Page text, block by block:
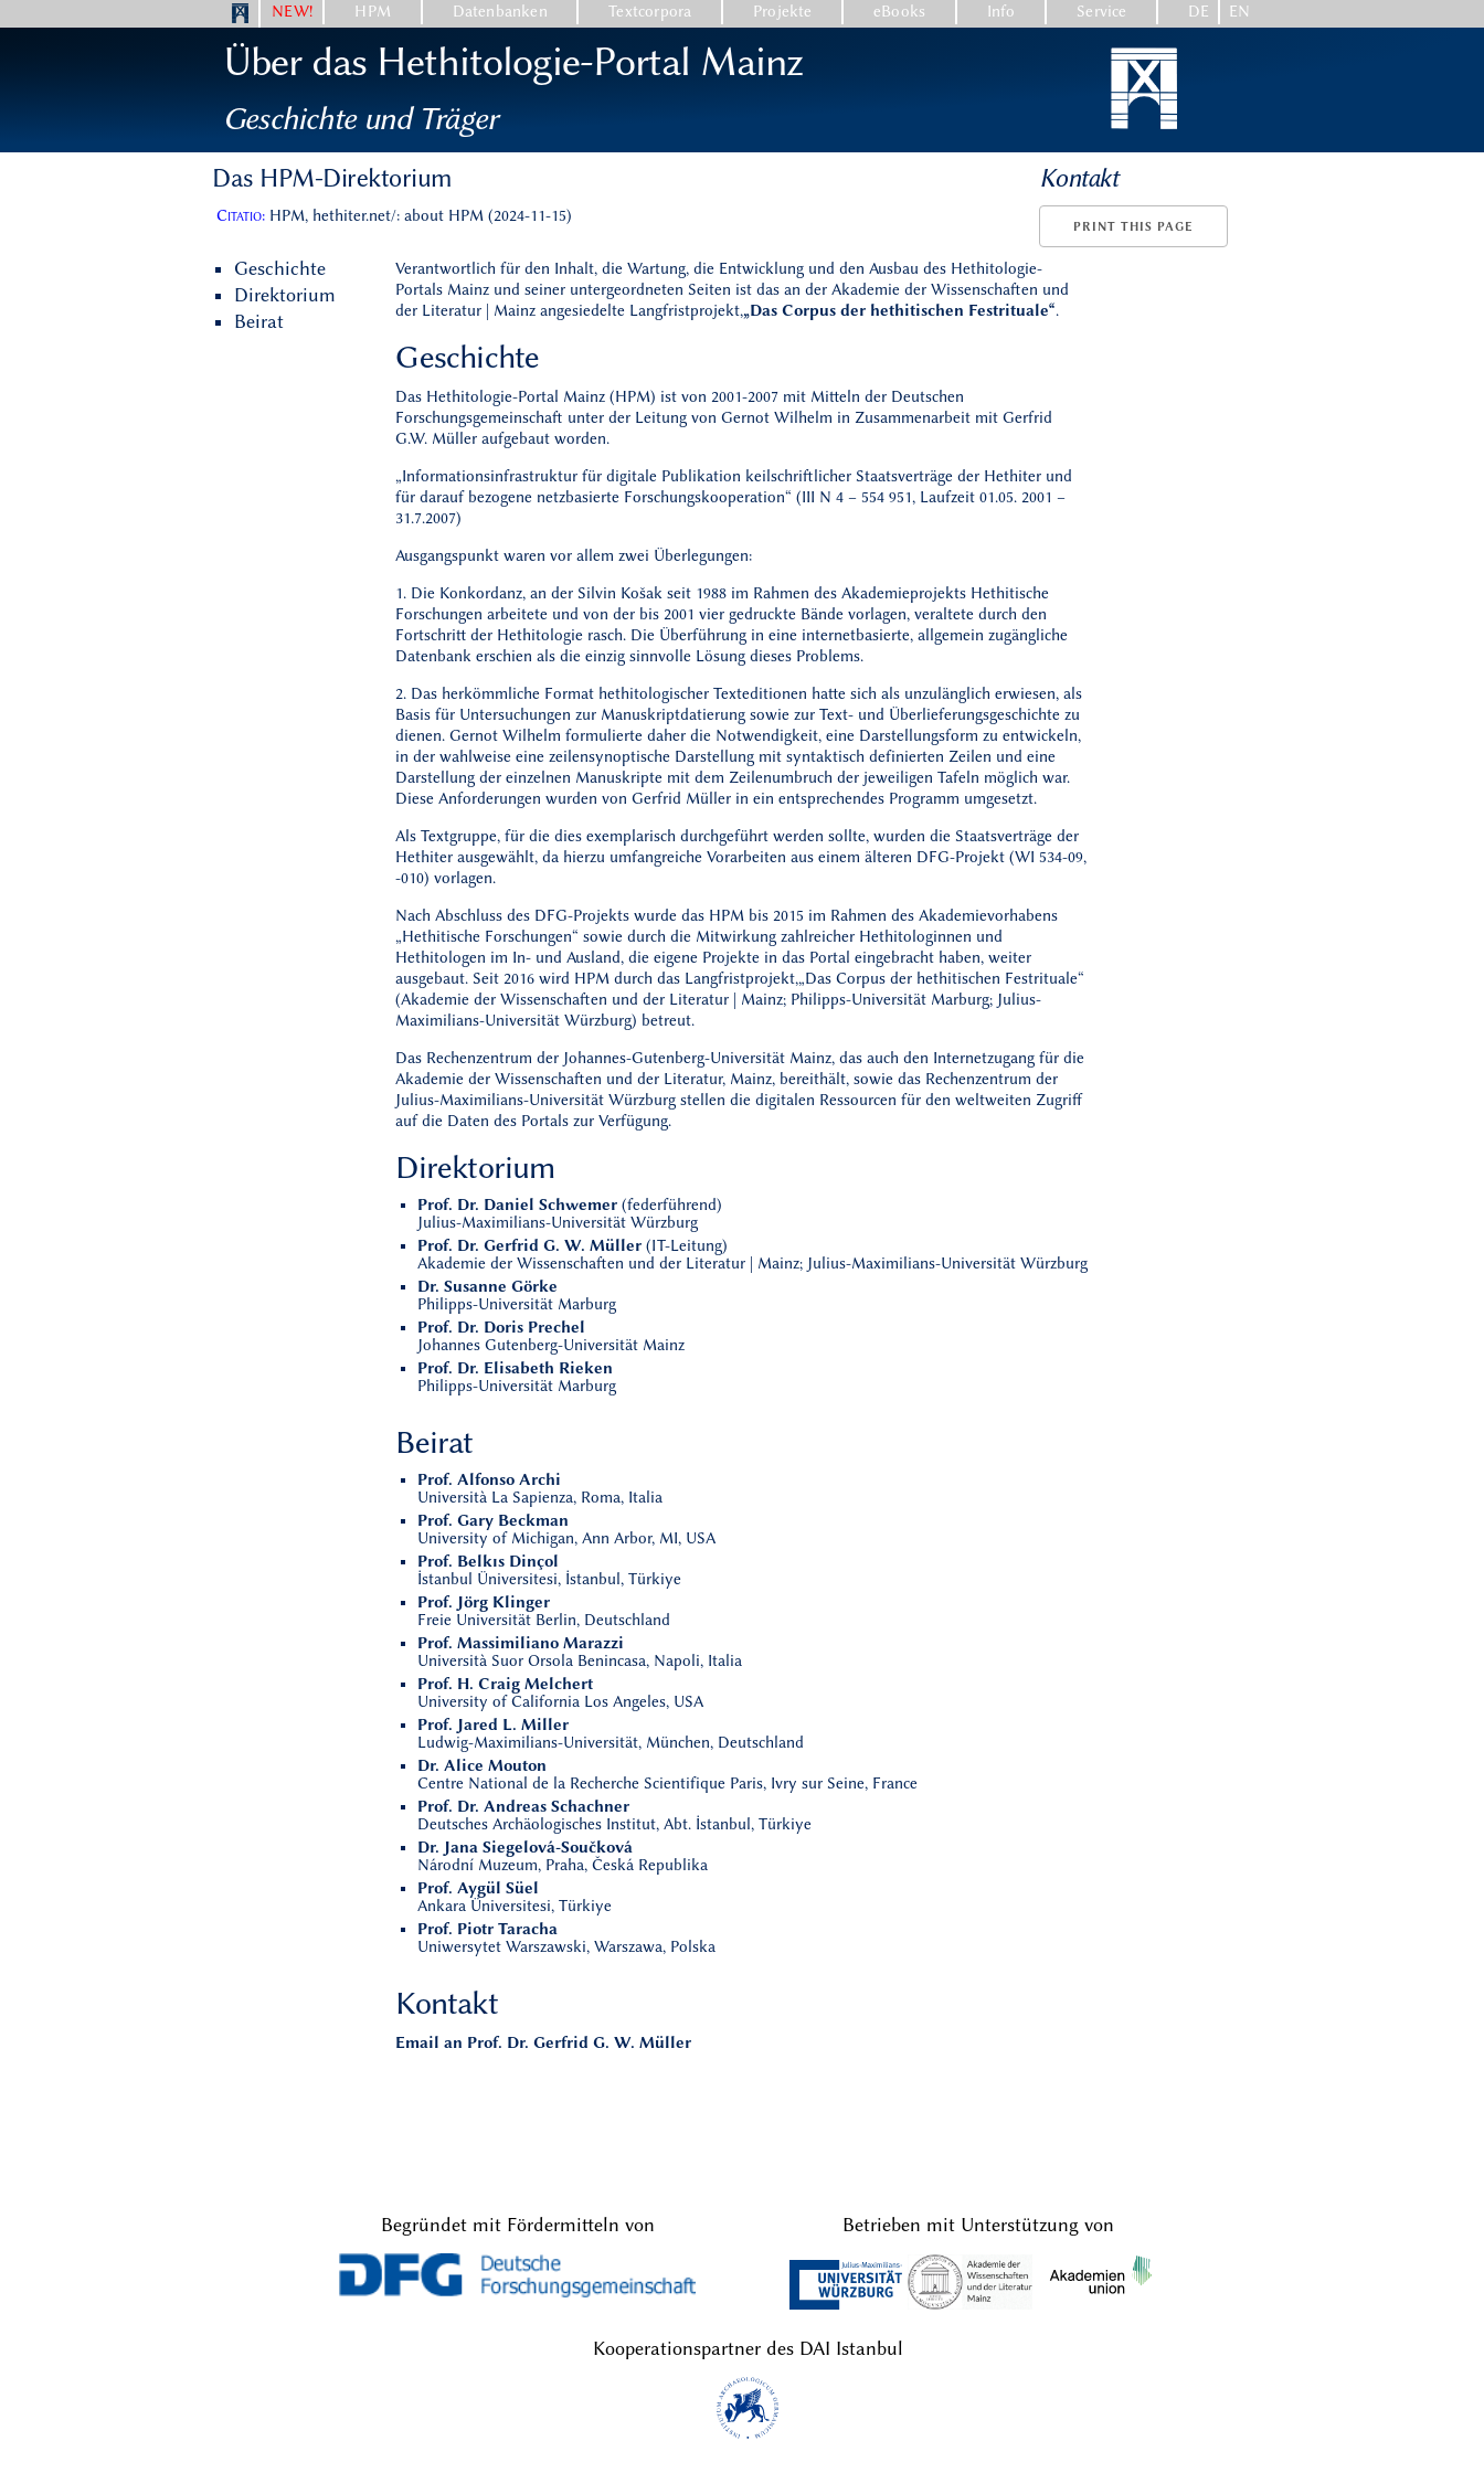
NEW! HPM Datenbanken Textcorpora Projekte eBooks Info Service DE EN
Über das Hethitologie-Portal Mainz
Geschichte und Träger
Das HPM-Direktorium Kontakt
Citatio: HPM, hethiter.net/: about HPM (2024-11-15)
PRINT THIS PAGE
Geschichte
Direktorium
Beirat
Verantwortlich für den Inhalt, die Wartung, die Entwicklung und den Ausbau des Hethitologie-
Portals Mainz und seiner untergeordneten Seiten ist das an der Akademie der Wissenschaften und
der Literatur | Mainz angesiedelte Langfristprojekt,„Das Corpus der hethitischen Festrituale“.
Geschichte
Das Hethitologie-Portal Mainz (HPM) ist von 2001-2007 mit Mitteln der Deutschen
Forschungsgemeinschaft unter der Leitung von Gernot Wilhelm in Zusammenarbeit mit Gerfrid
G.W. Müller aufgebaut worden.
„Informationsinfrastruktur für digitale Publikation keilschriftlicher Staatsverträge der Hethiter und
für darauf bezogene netzbasierte Forschungs­kooperation“ (III N 4 – 554 951, Laufzeit 01.05. 2001 –
31.7.2007)
Ausgangspunkt waren vor allem zwei Überlegungen:
1. Die Konkordanz, an der Silvin Košak seit 1988 im Rahmen des Akademieprojekts Hethitische
Forschungen arbeitete und von der bis 2001 vier gedruckte Bände vorlagen, veraltete durch den
Fortschritt der Hethitologie rasch. Die Überführung in eine internetbasierte, allgemein zugängliche
Datenbank erschien als die einzig sinnvolle Lösung dieses Problems.
2. Das herkömmliche Format hethitologischer Texteditionen hatte sich als unzulänglich erwiesen, als
Basis für Untersuchungen zur Manuskriptdatierung sowie zur Text- und Überlieferungsgeschichte zu
dienen. Gernot Wilhelm formulierte daher die Notwendigkeit, eine Darstellungsform zu entwickeln,
in der wahlweise eine zeilensynoptische Darstellung mit syntaktisch definierten Zeilen und eine
Darstellung der einzelnen Manuskripte mit dem Zeilenumbruch der jeweiligen Tafeln möglich war.
Diese Anforderungen wurden von Gerfrid Müller in ein entsprechendes Programm umgesetzt.
Als Textgruppe, für die dies exemplarisch durchgeführt werden sollte, wurden die Staatsverträge der
Hethiter ausgewählt, da hierzu umfangreiche Vorarbeiten aus einem älteren DFG-Projekt (WI 534-09,
-010) vorlagen.
Nach Abschluss des DFG-Projekts wurde das HPM bis 2015 im Rahmen des Akademievorhabens
„Hethitische Forschungen“ sowie durch die Mitwirkung zahlreicher Hethitologinnen und
Hethitologen im In- und Ausland, die eigene Projekte in das Portal eingebracht haben, weiter
ausgebaut. Seit 2016 wird HPM durch das Langfristprojekt,„Das Corpus der hethitischen Festrituale“
(Akademie der Wissenschaften und der Literatur | Mainz; Philipps-Universität Marburg; Julius-
Maximilians-Universität Würzburg) betreut.
Das Rechenzentrum der Johannes-Gutenberg-Universität Mainz, das auch den Internetzugang für die
Akademie der Wissenschaften und der Literatur, Mainz, bereithält, sowie das Rechenzentrum der
Julius-Maximilians-Universität Würzburg stellen die digitalen Ressourcen für den weltweiten Zugriff
auf die Daten des Portals zur Verfügung.
Direktorium
Prof. Dr. Daniel Schwemer (federführend)
Julius-Maximilians-Universität Würzburg
Prof. Dr. Gerfrid G. W. Müller (IT-Leitung)
Akademie der Wissenschaften und der Literatur | Mainz; Julius-Maximilians-Universität Würzburg
Dr. Susanne Görke
Philipps-Universität Marburg
Prof. Dr. Doris Prechel
Johannes Gutenberg-Universität Mainz
Prof. Dr. Elisabeth Rieken
Philipps-Universität Marburg
Beirat
Prof. Alfonso Archi
Università La Sapienza, Roma, Italia
Prof. Gary Beckman
University of Michigan, Ann Arbor, MI, USA
Prof. Belkıs Dinçol
İstanbul Üniversitesi, İstanbul, Türkiye
Prof. Jörg Klinger
Freie Universität Berlin, Deutschland
Prof. Massimiliano Marazzi
Università Suor Orsola Benincasa, Napoli, Italia
Prof. H. Craig Melchert
University of California Los Angeles, USA
Prof. Jared L. Miller
Ludwig-Maximilians-Universität, München, Deutschland
Dr. Alice Mouton
Centre National de la Recherche Scientifique Paris, Ivry sur Seine, France
Prof. Dr. Andreas Schachner
Deutsches Archäologisches Institut, Abt. İstanbul, Türkiye
Dr. Jana Siegelová-Součková
Národní Muzeum, Praha, Česká Republika
Prof. Aygül Süel
Ankara Üniversitesi, Türkiye
Prof. Piotr Taracha
Uniwersytet Warszawski, Warszawa, Polska
Kontakt
Email an Prof. Dr. Gerfrid G. W. Müller
Begründet mit Fördermitteln von Betrieben mit Unterstützung von
Kooperationspartner des DAI Istanbul